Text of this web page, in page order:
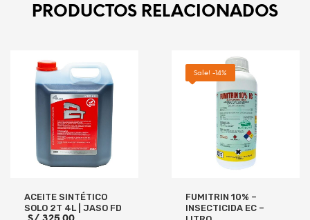
PRODUCTOS RELACIONADOS
ACEITE SINTÉTICO
SOLO 2T 4L | JASO FD
Sale! -14%
FUMITRIN 10% –
INSECTICIDA EC –